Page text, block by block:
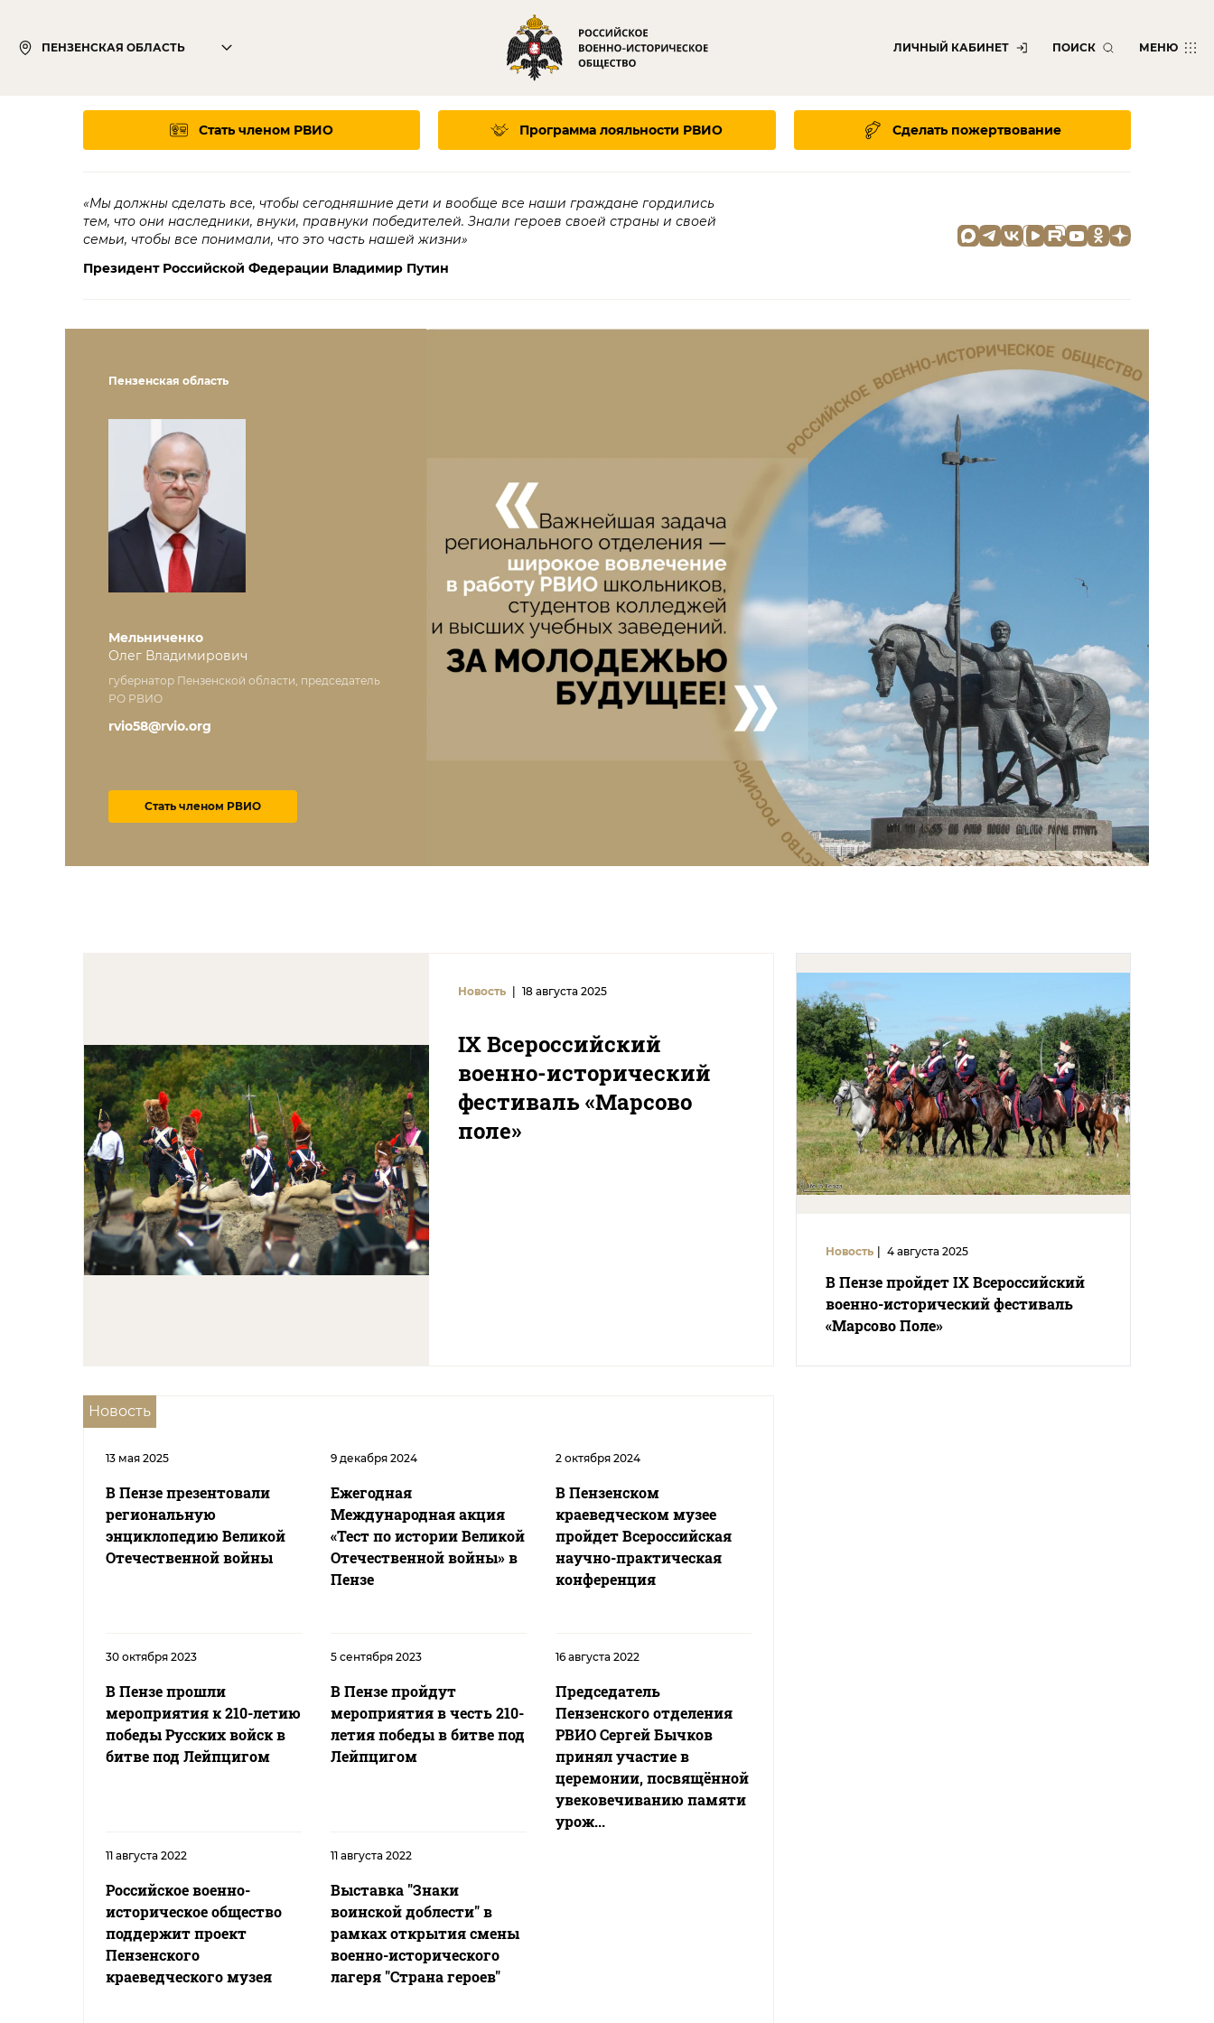
ПЕНЗЕНСКАЯ ОБЛАСТЬ ЛИЧНЫЙ КАБИНЕТ ПОИСК МЕНЮ
Стать членом РВИО Программа лояльности РВИО Сделать пожертвование
«Мы должны сделать все, чтобы сегодняшние дети и вообще все наши граждане гордились
тем, что они наследники, внуки, правнуки победителей. Знали героев своей страны и своей
семьи, чтобы все понимали, что это часть нашей жизни»
Президент Российской Федерации Владимир Путин
Пензенская область
Мельниченко
Олег Владимирович
губернатор Пензенской области, председатель
РО РВИО
rvio58@rvio.org
Стать членом РВИО
Новость 18 августа 2025
IX Всероссийский
военно-исторический
фестиваль «Марсово
поле»
Новость 4 августа 2025
В Пензе пройдет IX Всероссийский
военно-исторический фестиваль
«Марсово Поле»
Новость
13 мая 2025
В Пензе презентовали
региональную
энциклопедию Великой
Отечественной войны
9 декабря 2024
Ежегодная
Международная акция
«Тест по истории Великой
Отечественной войны» в
Пензе
2 октября 2024
В Пензенском
краеведческом музее
пройдет Всероссийская
научно-практическая
конференция
30 октября 2023
В Пензе прошли
мероприятия к 210-летию
победы Русских войск в
битве под Лейпцигом
5 сентября 2023
В Пензе пройдут
мероприятия в честь 210-
летия победы в битве под
Лейпцигом
16 августа 2022
Председатель
Пензенского отделения
РВИО Сергей Бычков
принял участие в
церемонии, посвящённой
увековечиванию памяти
урож...
11 августа 2022
Российское военно-
историческое общество
поддержит проект
Пензенского
краеведческого музея
11 августа 2022
Выставка "Знаки
воинской доблести" в
рамках открытия смены
военно-исторического
лагеря "Страна героев"